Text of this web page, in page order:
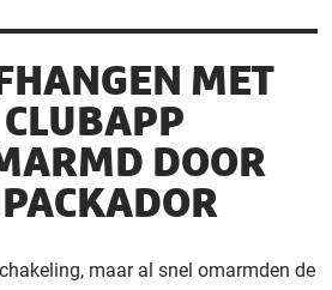
MET
DOOR
maar al snel omarmden de